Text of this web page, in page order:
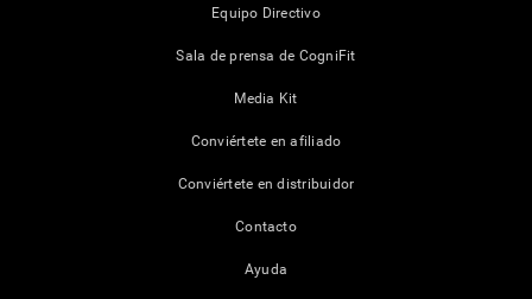
Equipo Directivo
Sala de prensa de CogniFit
Media Kit
Conviértete en afiliado
Conviértete en distribuidor
Contacto
Ayuda